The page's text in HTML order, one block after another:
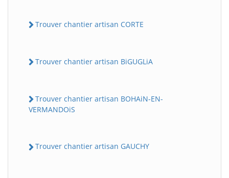
Trouver chantier artisan CORTE
Trouver chantier artisan BiGUGLiA
Trouver chantier artisan BOHAiN-EN-
VERMANDOiS
Trouver chantier artisan GAUCHY